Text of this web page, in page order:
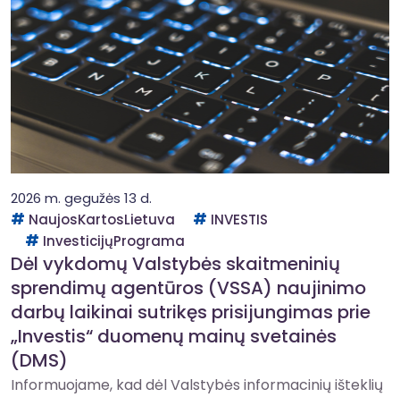
2026 m. gegužės 13 d.
NaujosKartosLietuva
INVESTIS
InvesticijųPrograma
Dėl vykdomų Valstybės skaitmeninių
sprendimų agentūros (VSSA) naujinimo
darbų laikinai sutrikęs prisijungimas prie
„Investis“ duomenų mainų svetainės
(DMS)
Informuojame, kad dėl Valstybės informacinių išteklių